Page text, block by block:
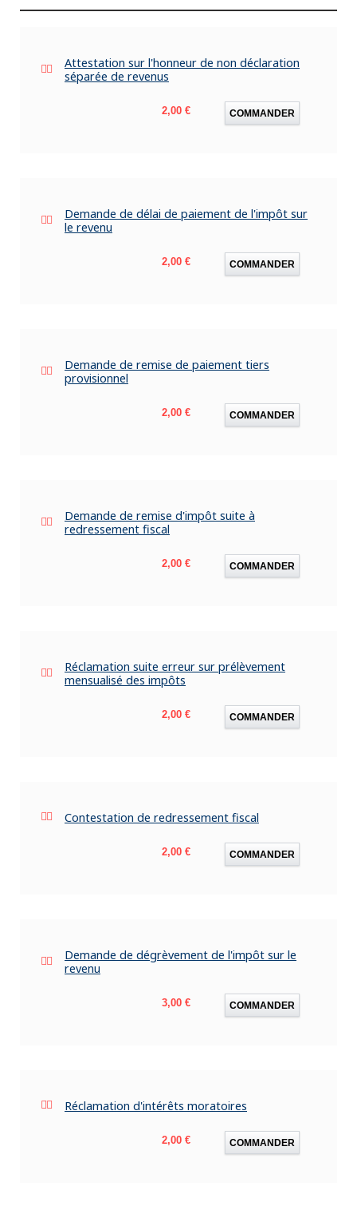
Attestation sur l'honneur de non déclaration
séparée de revenus
Prix
2,00 € COMMANDER
Demande de délai de paiement de l'impôt sur
le revenu
Prix
2,00 € COMMANDER
Demande de remise de paiement tiers
provisionnel
Prix
2,00 € COMMANDER
Demande de remise d'impôt suite à
redressement fiscal
Prix
2,00 € COMMANDER
Réclamation suite erreur sur prélèvement
mensualisé des impôts
Prix
2,00 € COMMANDER
Contestation de redressement fiscal
Prix
2,00 € COMMANDER
Demande de dégrèvement de l'impôt sur le
revenu
Prix
3,00 € COMMANDER
Réclamation d'intérêts moratoires
Prix
2,00 € COMMANDER